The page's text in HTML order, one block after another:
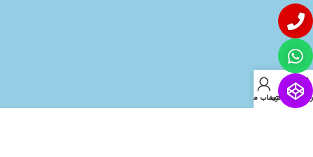
سبد خریدحساب من